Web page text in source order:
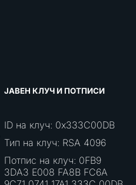
ЈАВЕН КЛУЧ И ПОТПИСИ
ID на клуч: 0x333C00DB
Тип на клуч: RSA 4096
Потпис на клуч: 0FB9
3DA3 E008 FA8B FC6A